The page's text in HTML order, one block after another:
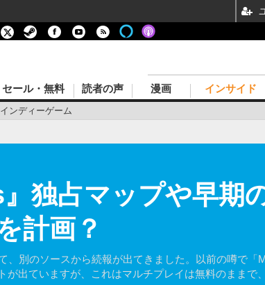
インディーゲーム
セール・無料 読者の声 漫画 インサイド
独占マップや早期
計画？
別のソースから続報が出てきました。以前の噂で「
出ていますが、これはマルチプレイは無料のままで